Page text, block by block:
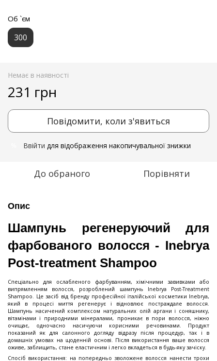
Об `єм
300
Немає в наявності
231 грн
Повідомити, коли з'явиться
Ввійти для відображення накопичувальної знижки
До обраного Порівняти
Опис
Шампунь регенеруючий для
фарбованого волосся - Inebrya
Post-treatment Shampoo
Спеціально для ослабленого фарбуванням, хімічними завивками або
випрямленням волосся, розроблений шампунь Inebrya Post-Treatment
Shampoo. Це засіб від бренду професійної італійської косметики Inebrya,
який в процесі миття регенерує і відновлює постраждале волосся.
Шампунь насичений комплексом натуральних олій аргани і соняшнику,
вітамінами і природними мінералами, проникає в пори волосся, ніжно
очищає, одночасно насичуючи корисними речовинами. Продукт
показаний як для салонного догляду відразу після процедур, так і в
домашніх умовах на щоденній основі. Після використання ваше волосся
оживе, заблищить, стане еластичним і легко вкладеться в будь-яку зачіску.
Спосіб використання: на попередньо зволожене волосся нанести трохи